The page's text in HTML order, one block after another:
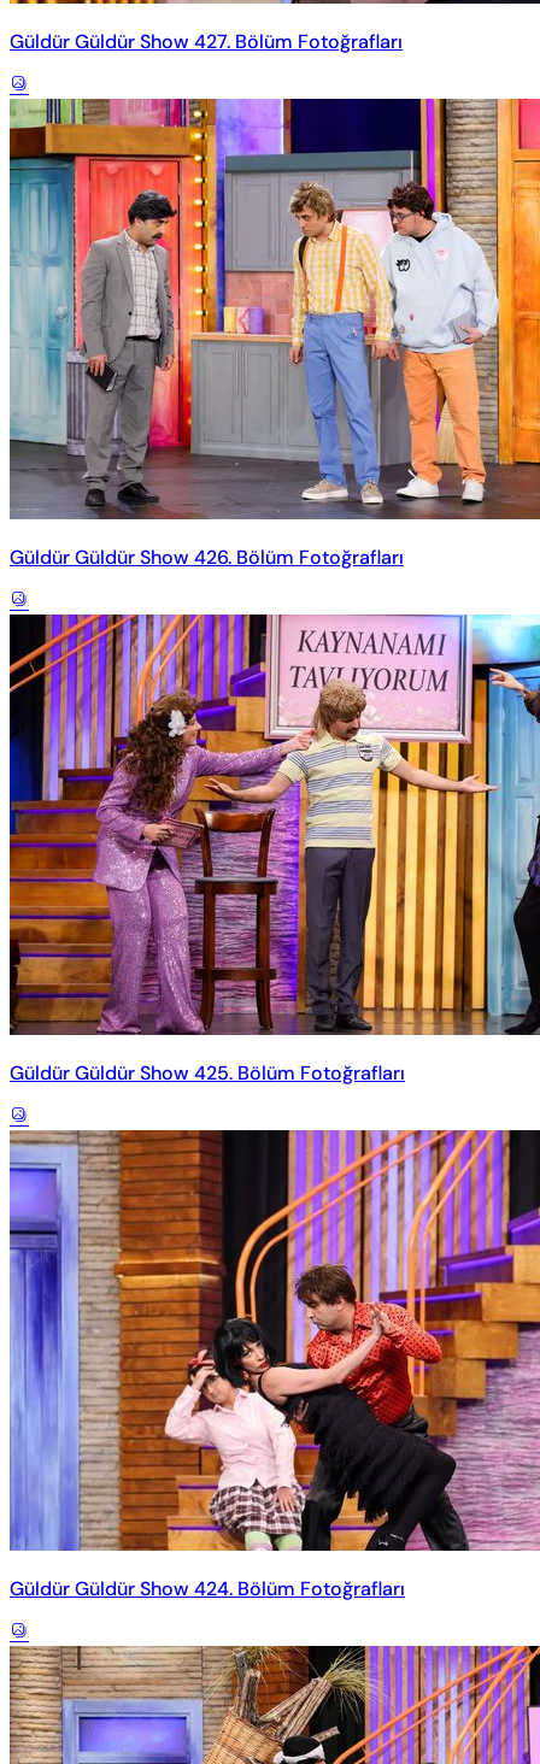
Güldür Güldür Show 427. Bölüm Fotoğrafları
Güldür Güldür Show 426. Bölüm Fotoğrafları
Güldür Güldür Show 425. Bölüm Fotoğrafları
Güldür Güldür Show 424. Bölüm Fotoğrafları